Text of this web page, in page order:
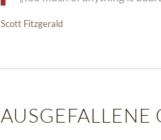
Scott Fitzgerald
AUSGEFALLENE